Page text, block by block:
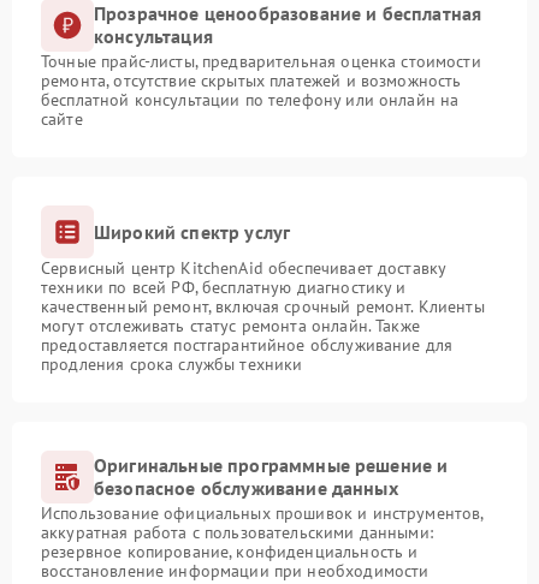
Прозрачное ценообразование и бесплатная
консультация
Точные прайс-листы, предварительная оценка стоимости
ремонта, отсутствие скрытых платежей и возможность
бесплатной консультации по телефону или онлайн на
сайте
Широкий спектр услуг
Сервисный центр KitchenAid обеспечивает доставку
техники по всей РФ, бесплатную диагностику и
качественный ремонт, включая срочный ремонт. Клиенты
могут отслеживать статус ремонта онлайн. Также
предоставляется постгарантийное обслуживание для
продления срока службы техники
Оригинальные программные решение и
безопасное обслуживание данных
Использование официальных прошивок и инструментов,
аккуратная работа с пользовательскими данными:
резервное копирование, конфиденциальность и
восстановление информации при необходимости